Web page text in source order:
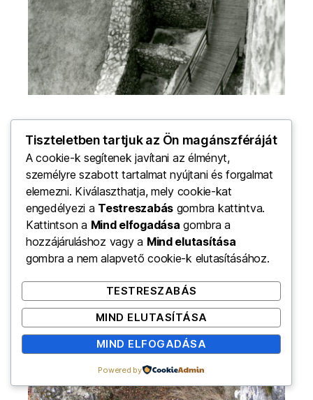
Tiszteletben tartjuk az Ön magánszféráját
A cookie-k segítenek javítani az élményt,
személyre szabott tartalmat nyújtani és forgalmat
elemezni. Kiválaszthatja, mely cookie-kat
engedélyezi a Testreszabás gombra kattintva.
Kattintson a Mind elfogadása gombra a
hozzájáruláshoz vagy a Mind elutasítása
gombra a nem alapvető cookie-k elutasításához.
TESTRESZABÁS
MIND ELUTASÍTÁSA
MIND ELFOGADÁSA
Powered by